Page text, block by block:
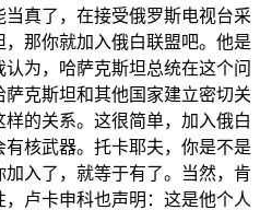
真了，在接受俄罗斯电视台采
那你就加入俄白联盟吧。他是
为，哈萨克斯坦总统在这个问
克斯坦和其他国家建立密切关
的关系。这很简单，加入俄白
核武器。托卡耶夫，你是不是
入了，就等于有了。当然，肯
卢卡申科也声明：这是他个人